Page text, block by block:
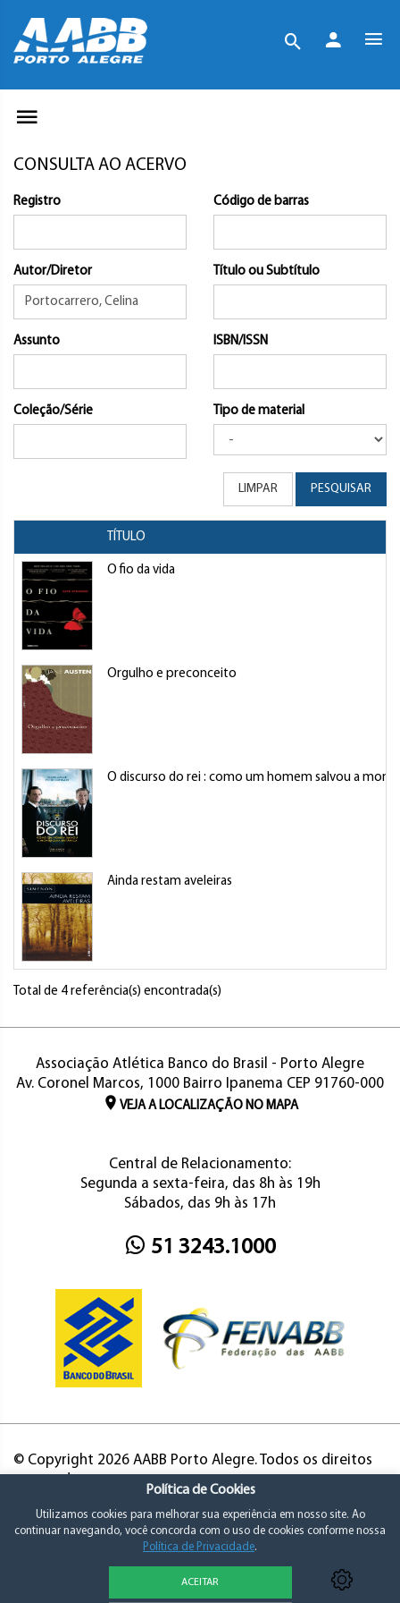
CONSULTA AO ACERVO
Registro Código de barras
Autor/Diretor Título ou Subtítulo
Assunto ISBN/ISSN
Coleção/Série Tipo de material
LIMPAR PESQUISAR
TÍTULO
O fio da vida
Orgulho e preconceito
O discurso do rei : como um homem salvou a
Ainda restam aveleiras
Total de 4 referência(s) encontrada(s)
Associação Atlética Banco do Brasil - Porto Alegre
Av. Coronel Marcos, 1000 Bairro Ipanema CEP 91760-000
VEJA A LOCALIZAÇÃO NO MAPA
Central de Relacionamento:
Segunda a sexta-feira, das 8h às 19h
Sábados, das 9h às 17h
51 3243.1000
© Copyright 2026 AABB Porto Alegre. Todos os direitos
Política de Cookies
Utilizamos cookies para melhorar sua experiência em nosso site. Ao
continuar navegando, você concorda com o uso de cookies conforme nossa
Política de Privacidade.
ACEITAR